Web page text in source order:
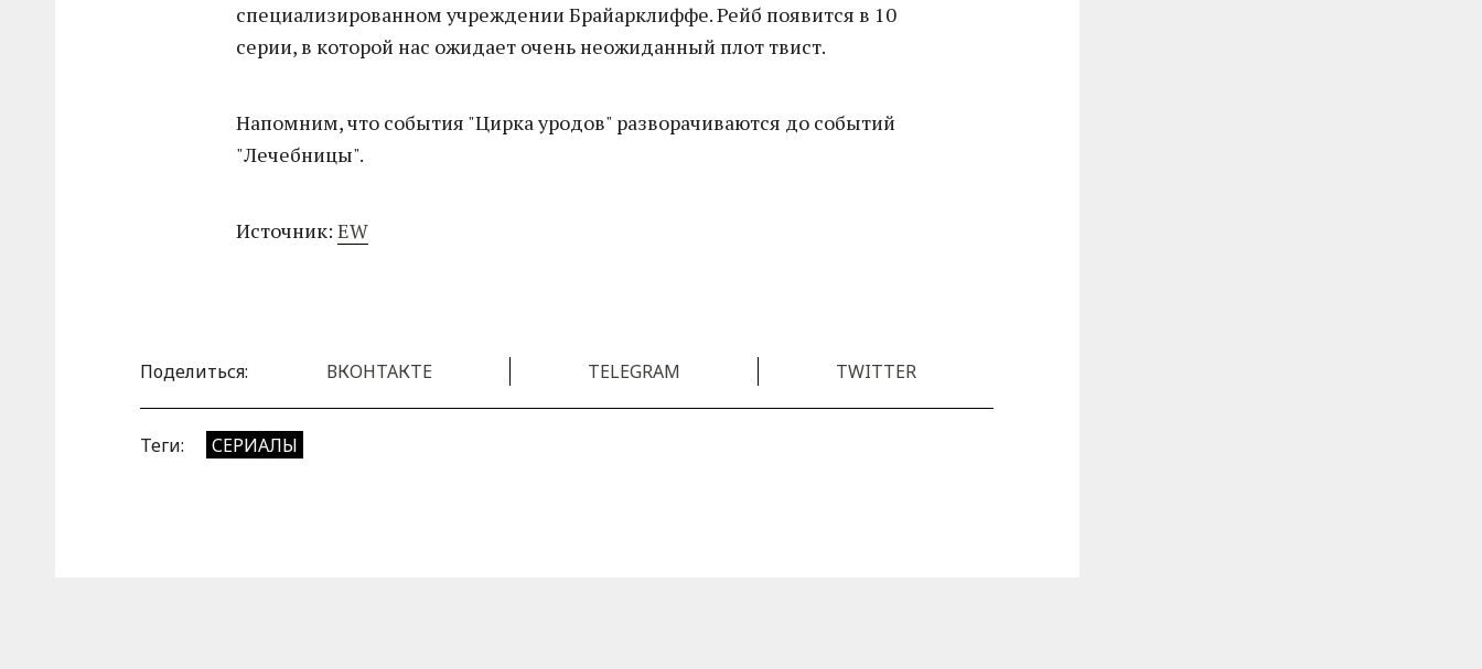
специализированном учреждении Брайарклиффе. Рейб появится в 10
серии, в которой нас ожидает очень неожиданный плот твист.
Напомним, что события "Цирка уродов" разворачиваются до событий
"Лечебницы".
Источник:EW
Поделиться: ВКОНТАКТЕ TELEGRAM TWITTER
Теги: СЕРИАЛЫ